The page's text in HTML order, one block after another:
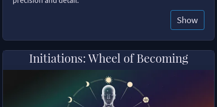
Show
Initiations: Wheel of Becoming